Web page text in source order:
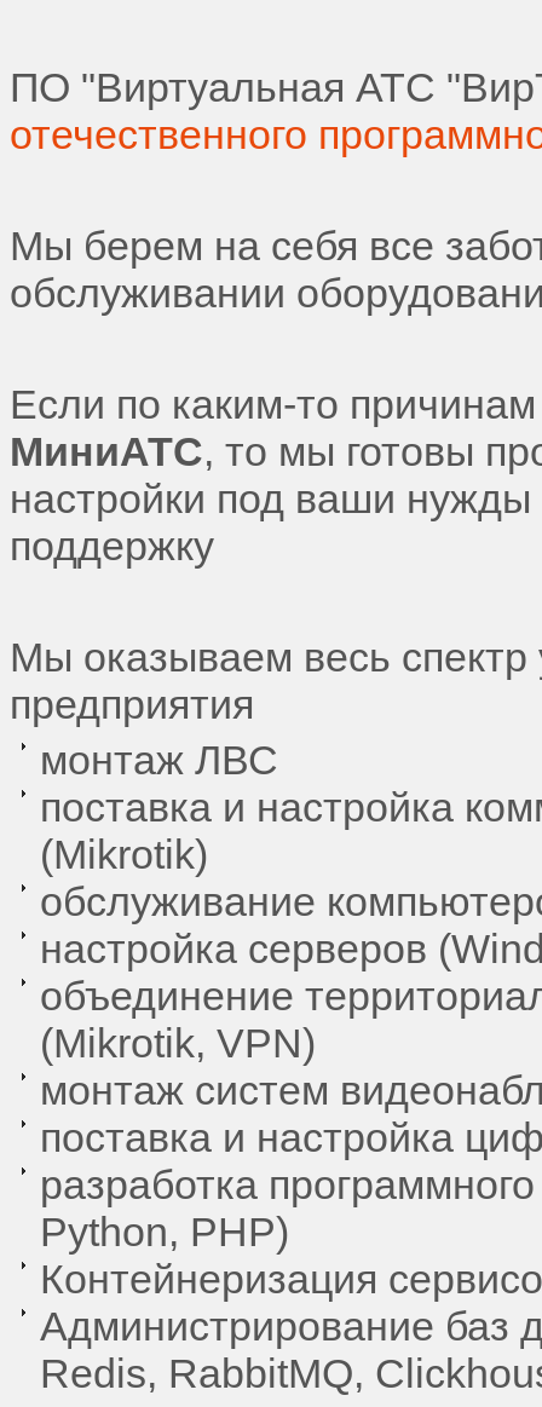
ПО "Виртуальная АТС
отечественного
Мы берем на себя все
обслуживании
Если по каким-то
МиниАТС, то мы готовы
настройки под ваши
поддержку
Мы оказываем весь спектр
предприятия
монтаж ЛВС
поставка и настройка
(Mikrotik)
обслуживание
настройка серверов
объединение
(Mikrotik, VPN)
монтаж систем
поставка и настройка
разработка
Python, PHP)
Контейнеризация
Администрирование баз
Redis, RabbitMQ,